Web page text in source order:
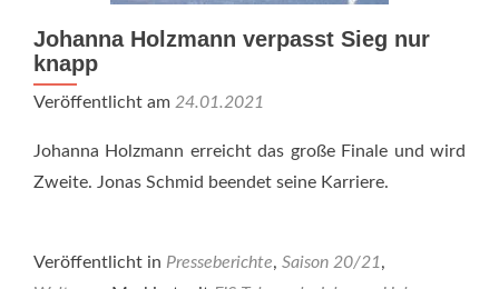
Johanna Holzmann verpasst Sieg nur
knapp
Veröffentlicht am 24.01.2021
Johanna Holzmann erreicht das große Finale und wird
Zweite. Jonas Schmid beendet seine Karriere.
Veröffentlicht in Presseberichte, Saison 20/21,